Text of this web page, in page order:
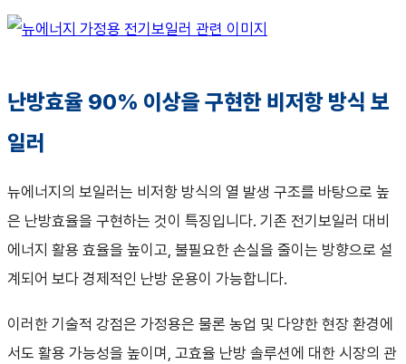
난방효율 90% 이상을 구현한 비저항 방식 보
일러
뉴에너지의 보일러는 비저항 방식의 열 발생 구조를 바탕으로 높
은 난방효율을 구현하는 것이 특징입니다. 기존 전기보일러 대비
에너지 활용 효율을 높이고, 불필요한 손실을 줄이는 방향으로 설
계되어 보다 경제적인 난방 운용이 가능합니다.
이러한 기술적 강점은 가정용은 물론 농업 및 다양한 현장 환경에
서도 활용 가능성을 높이며, 고효율 난방 솔루션에 대한 시장의 관